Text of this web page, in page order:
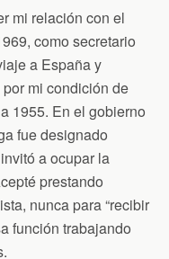
mi relación con el
como secretario
a España y
mi condición de
1955. En el gobierno
fue designado
a ocupar la
prestando
nunca para “recibir
función trabajando